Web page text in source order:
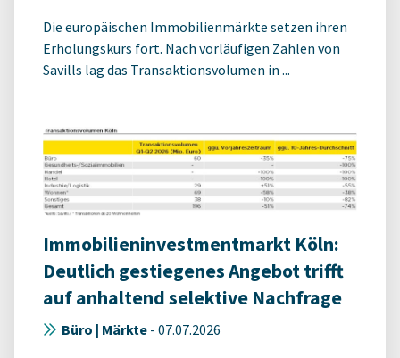
Die europäischen Immobilienmärkte setzen ihren
Erholungskurs fort. Nach vorläufigen Zahlen von
Savills lag das Transaktionsvolumen in ...
Immobilieninvestmentmarkt Köln:
Deutlich gestiegenes Angebot trifft
auf anhaltend selektive Nachfrage
Büro | Märkte - 07.07.2026